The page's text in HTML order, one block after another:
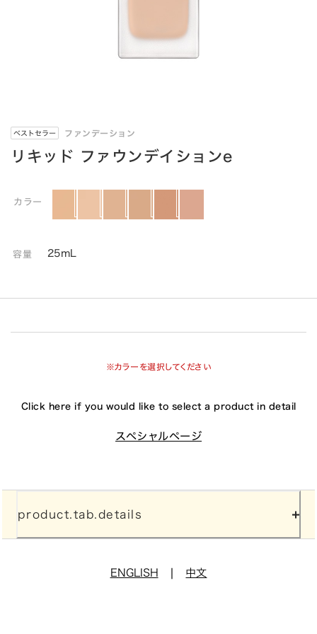
ベストセラー ファンデーション
リキッド ファウンデイションe
カラー
容量 25mL
※カラーを選択してください
Click here if you would like to select a product in detail
スペシャルページ
product.tab.details
ENGLISH 中文